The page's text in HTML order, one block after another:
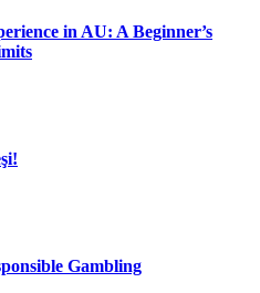
in AU: A Beginner’s
Gambling